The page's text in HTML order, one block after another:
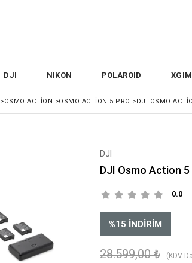
DJI NIKON POLAROID
>OSMO ACTION >OSMO ACTION 5 PRO >DJI OSMO
DJI
DJI Osmo Action
0.0
%15 İNDIRIM
28.599,00 ₺ (KDV